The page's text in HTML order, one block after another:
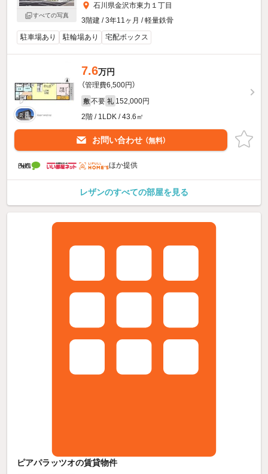
すべての写真
石川県金沢市東力１丁目
3階建 / 3年11ヶ月 / 軽量鉄骨
駐車場あり
駐輪場あり 宅配ボックス
7.6万円
（管理費6,500円）
敷 不要 礼 152,000円
2階 / 1LDK / 43.6㎡
お問い合わせ （無料）
ほか提供
レザンのすべての部屋を見る
ピアパラッツオの賃貸物件